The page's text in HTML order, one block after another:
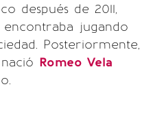
después de 2011,
jugando
Posteriormente,
Romeo Vela